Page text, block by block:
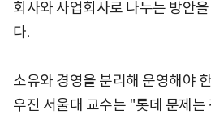
회사와 사업회사로 나누는 방안
다.
소유와 경영을 분리해 운영해야
우진 서울대 교수는 "롯데 문제는